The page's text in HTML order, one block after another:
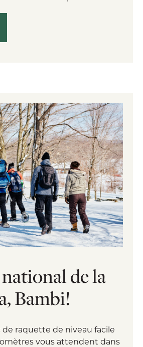
de la
Bambi!
raquette de niveau facile
vous attendent dans